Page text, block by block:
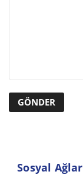
Sosyal Ağlar